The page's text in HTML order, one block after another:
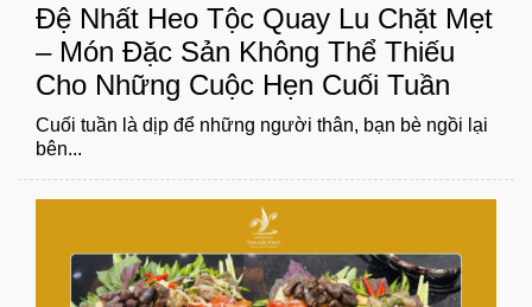
Đệ Nhất Heo Tộc Quay Lu Chặt Mẹt
– Món Đặc Sản Không Thể Thiếu
Cho Những Cuộc Hẹn Cuối Tuần
Cuối tuần là dịp để những người thân, bạn bè ngồi lại
bên...